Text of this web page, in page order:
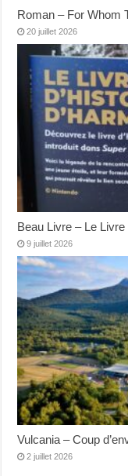
Roman – For Whom
20 juillet 2026
Beau Livre – Le Livre
9 juillet 2026
Vulcania – Coup
2 juillet 2026